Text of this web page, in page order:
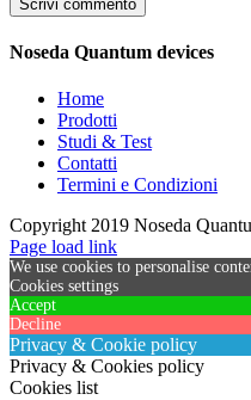
Noseda Quantum devices
Home
Prodotti
Studi & Test
Contatti
Termini e Condizioni
Copyright 2019 Noseda
Page load link
We use cookies to personalise
Cookies settings
Accept
Decline
Privacy & Cookie policy
Privacy & Cookies policy
Cookies list